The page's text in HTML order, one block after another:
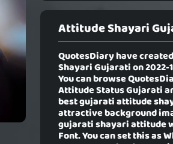
Attitude Shayari
QuotesDiary have
Shayari Gujaration 2022-
You can browse
Attitude Status Gujarati
best gujarati attitude
attractive background
gujarati shayari attitude
Font. You can set this as